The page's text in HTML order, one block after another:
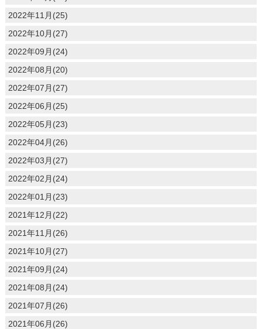
2022年11月(25)
2022年10月(27)
2022年09月(24)
2022年08月(20)
2022年07月(27)
2022年06月(25)
2022年05月(23)
2022年04月(26)
2022年03月(27)
2022年02月(24)
2022年01月(23)
2021年12月(22)
2021年11月(26)
2021年10月(27)
2021年09月(24)
2021年08月(24)
2021年07月(26)
2021年06月(26)